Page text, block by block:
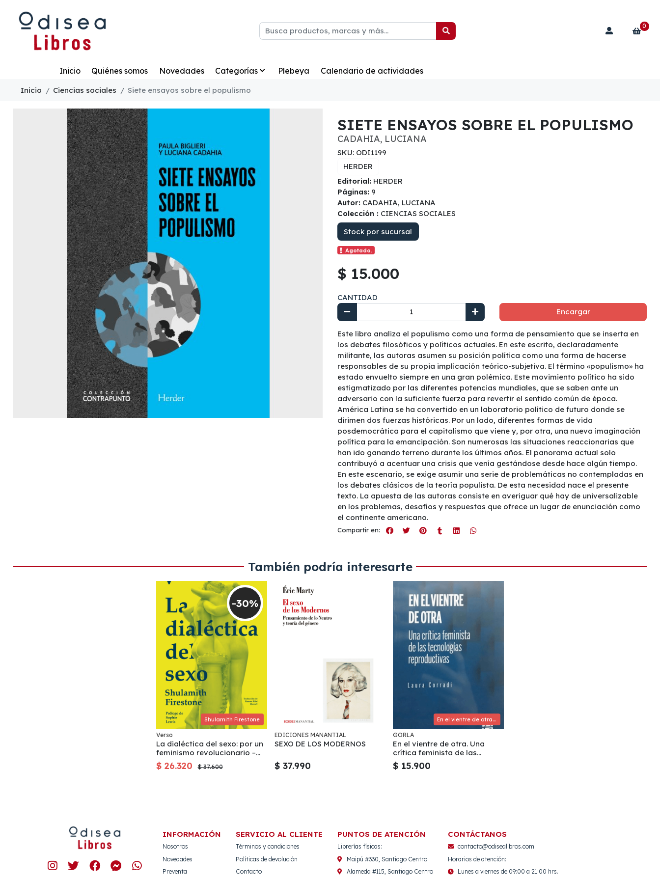
0
Inicio Quiénes somos Novedades Categorías Plebeya Calendario de actividades
Inicio Ciencias sociales Siete ensayos sobre el populismo
SIETE ENSAYOS SOBRE EL POPULISMO
CADAHIA, LUCIANA
SKU: ODI1199
HERDER
Editorial: HERDER
Páginas: 9
Autor: CADAHIA, LUCIANA
Colección : CIENCIAS SOCIALES
Stock por sucursal
Agotado.
$ 15.000
CANTIDAD
Encargar
Este libro analiza el populismo como una forma de pensamiento que se inserta en
los debates filosóficos y políticos actuales. En este escrito, declaradamente
militante, las autoras asumen su posición política como una forma de hacerse
responsables de su propia implicación teórico-subjetiva. El término «populismo» ha
estado envuelto siempre en una gran polémica. Este movimiento político ha sido
estigmatizado por las diferentes potencias mundiales, que se saben ante un
adversario con la suficiente fuerza para revertir el sentido común de época.
América Latina se ha convertido en un laboratorio político de futuro donde se
dirimen dos fuerzas históricas. Por un lado, diferentes formas de vida
posdemocrática para el capitalismo que viene y, por otra, una nueva imaginación
política para la emancipación. Son numerosas las situaciones reaccionarias que
han ido ganando terreno durante los últimos años. El panorama actual solo
contribuyó a acentuar una crisis que venía gestándose desde hace algún tiempo.
En este escenario, se exige asumir una serie de problemáticas no contempladas en
los debates clásicos de la teoría populista. De esta necesidad nace el presente
texto. La apuesta de las autoras consiste en averiguar qué hay de universalizable
en los problemas, desafíos y respuestas que ofrece un lugar de enunciación como
el continente americano.
Compartir en:
También podría interesarte
-30%
Shulamith Firestone
Verso
La dialéctica del sexo: por un
feminismo revolucionario –
Verso Libros
$ 26.320 $ 37.600
EDICIONES MANANTIAL
SEXO DE LOS MODERNOS
$ 37.990
En el vientre de otra. Una crítica feminista de las tecnologías reproductivas
GORLA
En el vientre de otra. Una
crítica feminista de las
tecnologías reproductivas
$ 15.900
INFORMACIÓN
Nosotros
Novedades
Preventa
SERVICIO AL CLIENTE
Términos y condiciones
Políticas de devolución
Contacto
PUNTOS DE ATENCIÓN
Librerías físicas:
Maipú #330, Santiago Centro
Alameda #115, Santiago Centro
CONTÁCTANOS
contacto@odisealibros.com
Horarios de atención:
Lunes a viernes de 09:00 a 21:00 hrs.